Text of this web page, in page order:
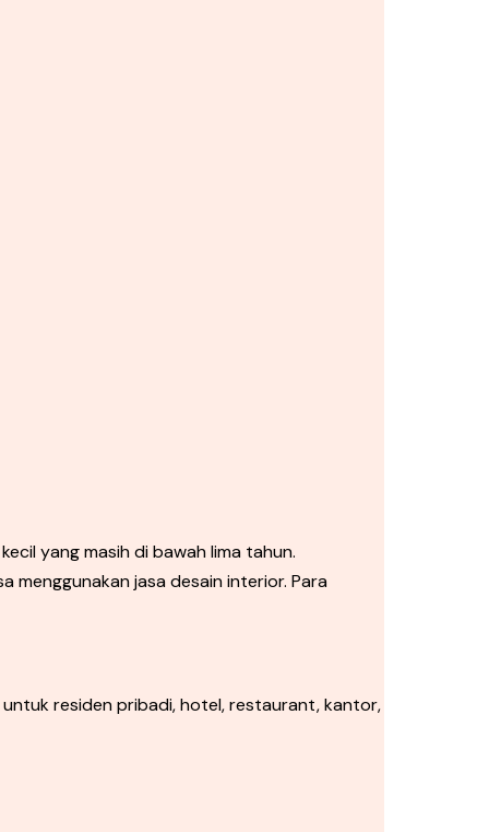
yang masih di bawah lima tahun.
menggunakan jasa desain interior. Para
residen pribadi, hotel, restaurant, kantor,